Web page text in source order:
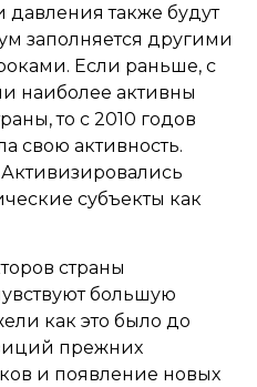
давления также будут
заполняется другими
Если раньше, с
наиболее активны
то с 2010 годов
свою активность.
субъекты как
страны
большую
как это было до
прежних
и появление новых